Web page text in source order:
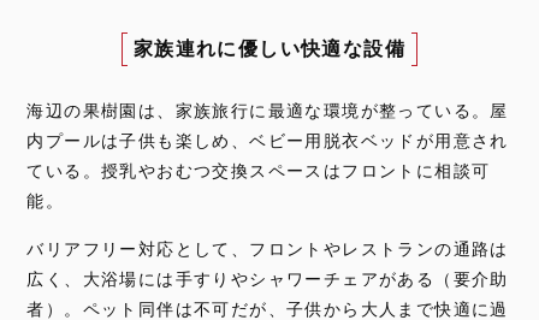
家族連れに優しい快適な設備
海辺の果樹園は、家族旅行に最適な環境が整っている。屋
内プールは子供も楽しめ、ベビー用脱衣ベッドが用意され
ている。授乳やおむつ交換スペースはフロントに相談可
能。
バリアフリー対応として、フロントやレストランの通路は
広く、大浴場には手すりやシャワーチェアがある（要介助
者）。ペット同伴は不可だが、子供から大人まで快適に過